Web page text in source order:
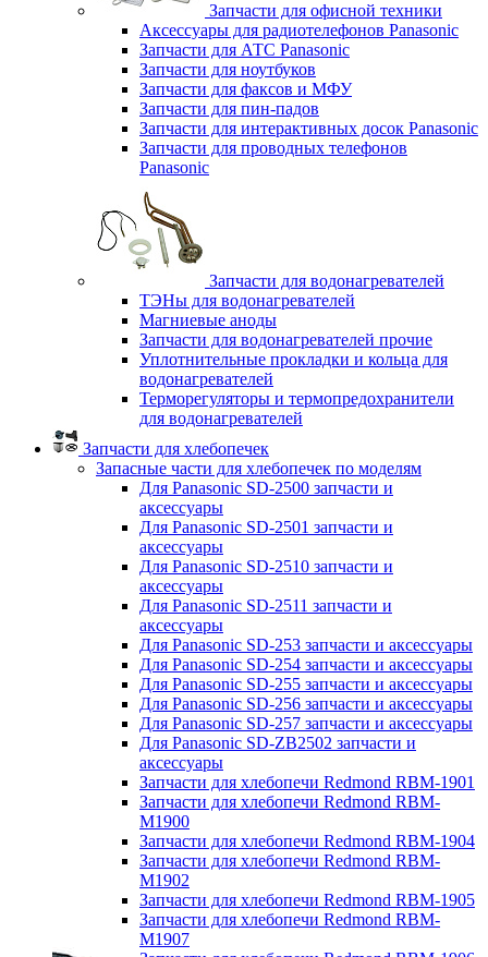
Запчасти для офисной техники
Аксессуары для радиотелефонов Panasonic
Запчасти для АТС Panasonic
Запчасти для ноутбуков
Запчасти для факсов и МФУ
Запчасти для пин-падов
Запчасти для интерактивных досок Panasonic
Запчасти для проводных телефонов
Panasonic
Запчасти для водонагревателей
ТЭНы для водонагревателей
Магниевые аноды
Запчасти для водонагревателей прочие
Уплотнительные прокладки и кольца для
водонагревателей
Терморегуляторы и термопредохранители
для водонагревателей
Запчасти для хлебопечек
Запасные части для хлебопечек по моделям
Для Panasonic SD-2500 запчасти и
аксессуары
Для Panasonic SD-2501 запчасти и
аксессуары
Для Panasonic SD-2510 запчасти и
аксессуары
Для Panasonic SD-2511 запчасти и
аксессуары
Для Panasonic SD-253 запчасти и аксессуары
Для Panasonic SD-254 запчасти и аксессуары
Для Panasonic SD-255 запчасти и аксессуары
Для Panasonic SD-256 запчасти и аксессуары
Для Panasonic SD-257 запчасти и аксессуары
Для Panasonic SD-ZB2502 запчасти и
аксессуары
Запчасти для хлебопечи Redmond RBM-1901
Запчасти для хлебопечи Redmond RBM-
M1900
Запчасти для хлебопечи Redmond RBM-1904
Запчасти для хлебопечи Redmond RBM-
M1902
Запчасти для хлебопечи Redmond RBM-1905
Запчасти для хлебопечи Redmond RBM-
M1907